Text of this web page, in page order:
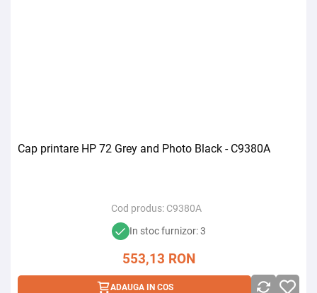
Cap printare HP 72 Grey and Photo Black - C9380A
Cod produs: C9380A
In stoc furnizor: 3
553,13 RON
ADAUGA IN COS